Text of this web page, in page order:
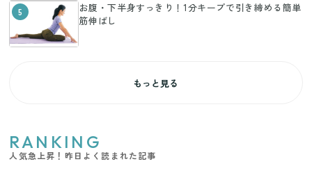
5
お腹・下半身すっきり！1分キープで引き締める簡単
筋伸ばし
もっと見る
RANKING
人気急上昇！昨日よく読まれた記事